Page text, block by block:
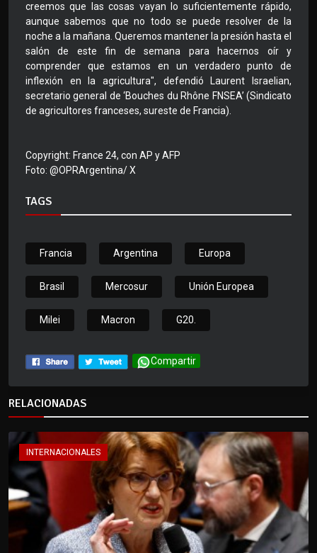
creemos que las cosas vayan lo suficientemente rápido,
aunque sabemos que no todo se puede resolver de la
noche a la mañana. Queremos mantener la presión hasta el
salón de este fin de semana para hacernos oír y
comprender que estamos en un verdadero punto de
inflexión en la agricultura", defendió Laurent Israelian,
secretario general de ‘Bouches du Rhône FNSEA’ (Sindicato
de agricultores franceses, sureste de Francia).
Copyright: France 24, con AP y AFP
Foto: @OPRArgentina/ X
TAGS
Francia Argentina Europa
Brasil Mercosur Unión Europea
Milei Macron G20.
Compartir
RELACIONADAS
INTERNACIONALES